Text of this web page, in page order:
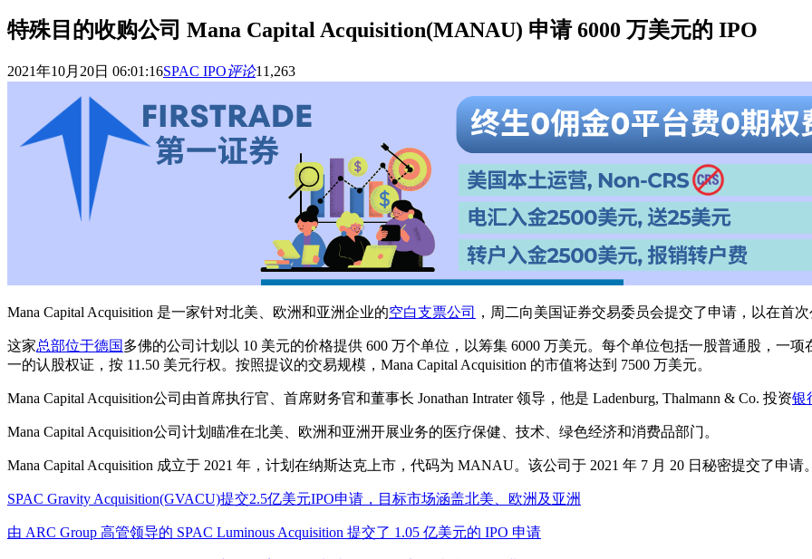
特殊目的收购公司 Mana Capital Acquisition(MANAU) 申请 6000 万美元的 IPO
2021年10月20日 06:01:16SPAC IPO评论11,263
Mana Capital Acquisition 是一家针对北美、欧洲和亚洲企业的空白支票公司 ，周二向美国证券交易委员会提交了申请，以在首
这家总部位于德国多佛的公司计划以 10 美元的价格提供 600 万个单位，以筹集 6000 万美元。每个单位包括一股普通股，一
一的认股权证，按 11.50 美元行权。按照提议的交易规模，Mana Capital Acquisition 的市值将达到 7500 万美元。
Mana Capital Acquisition公司由首席执行官、首席财务官和董事长 Jonathan Intrater 领导，他是 Ladenburg, Thalmann & Co. 投资银
Mana Capital Acquisition公司计划瞄准在北美、欧洲和亚洲开展业务的医疗保健、技术、绿色经济和消费品部门。
Mana Capital Acquisition 成立于 2021 年，计划在纳斯达克上市，代码为 MANAU。该公司于 2021 年 7 月 20 日秘密提交了申请
SPAC Gravity Acquisition(GVACU)提交2.5亿美元IPO申请，目标市场涵盖北美、欧洲及亚洲
由 ARC Group 高管领导的 SPAC Luminous Acquisition 提交了 1.05 亿美元的 IPO 申请